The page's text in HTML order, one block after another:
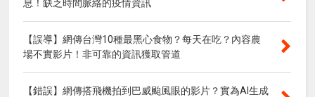
息！缺乏時間脈絡的疫情資訊
【誤導】網傳台灣10種最黑心食物？每天在吃？內容農
場不實影片！非可靠的資訊獲取管道
【錯誤】網傳搭飛機拍到巴威颱風眼的影片？實為AI生成